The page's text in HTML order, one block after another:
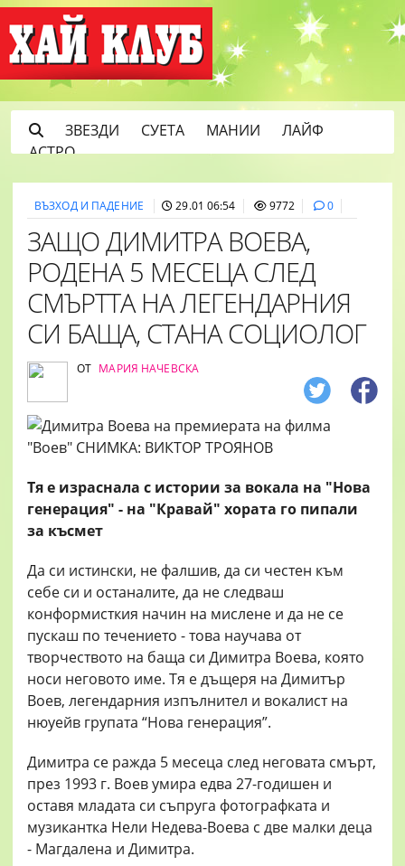
ЗВЕЗДИ СУЕТА МАНИИ
ЛАЙФ
АСТРО
ВЪЗХОД И ПАДЕНИЕ 29.01 06:54 9772 0
ЗАЩО ДИМИТРА ВОЕВА,
РОДЕНА 5 МЕСЕЦА СЛЕД
СМЪРТТА НА ЛЕГЕНДАРНИЯ
СИ БАЩА, СТАНА СОЦИОЛОГ
ОТ МАРИЯ НАЧЕВСКА
Тя е израснала с истории за вокала на "Нова
генерация" - на "Кравай" хората го пипали
за късмет
Да си истински, не фалшив, да си честен към
себе си и останалите, да не следваш
конформисткия начин на мислене и да не се
пускаш по течението - това научава от
творчеството на баща си Димитра Воева, която
носи неговото име. Тя е дъщеря на Димитър
Воев, легендарния изпълнител и вокалист на
нюуейв групата “Нова генерация”.
Димитра се ражда 5 месеца след неговата смърт,
през 1993 г. Воев умира едва 27-годишен и
оставя младата си съпруга фотографката и
музикантка Нели Недева-Воева с две малки деца
- Магдалена и Димитра.